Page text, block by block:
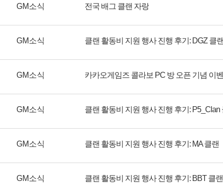
GM소식 전국 배그 클랜 자랑
GM소식 클랜 활동비 지원 행사 진행 후기: DGZ 클
GM소식 카카오게임즈 콜라보 PC 방 오픈 기념 이
GM소식 클랜 활동비 지원 행사 진행 후기: P5_Clan
GM소식 클랜 활동비 지원 행사 진행 후기: MA 클랜
GM소식 클랜 활동비 지원 행사 진행 후기: BBT 클랜